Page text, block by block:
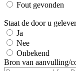
Fout gevonden
Staat de door u
Ja
Nee
Onbekend
Bron van aanvulling/